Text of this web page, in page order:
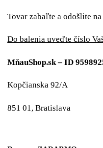
Tovar zabaľte a odošlite na
Do balenia uveďte číslo
MňauShop.sk – ID
Kopčianska 92/A
851 01, Bratislava